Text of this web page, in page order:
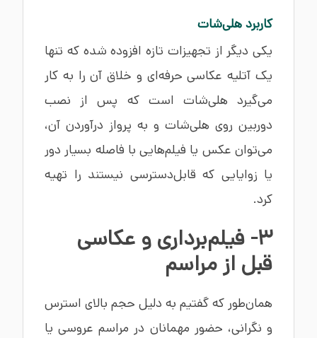
کاربرد هلی‌شات
یکی دیگر از تجهیزات تازه افزوده شده که تنها
یک آتلیه عکاسی حرفه‌ای و خلاق آن را به کار
می‌گیرد هلی‌شات است که پس از نصب
دوربین روی هلی‌شات و به پرواز درآوردن آن،
می‌توان عکس یا فیلم‌هایی با فاصله بسیار دور
یا زوایایی که قابل‌دسترسی نیستند را تهیه
کرد.
3- فیلم‌برداری و عکاسی
قبل از مراسم
همان‌طور که گفتیم به دلیل حجم بالای استرس
و نگرانی، حضور مهمانان در مراسم عروسی یا